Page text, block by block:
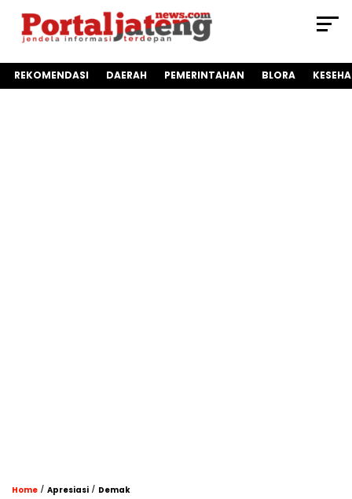
REKOMENDASI DAERAH PEMERINTAHAN BLORA
Home / Apresiasi / Demak